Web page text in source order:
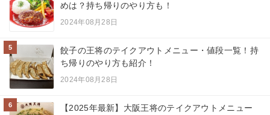
めは？持ち帰りのやり方も！
2024年08月28日
5
餃子の王将のテイクアウトメニュー・値段一覧！持
ち帰りのやり方も紹介！
2024年08月28日
6
【2025年最新】大阪王将のテイクアウトメニュー